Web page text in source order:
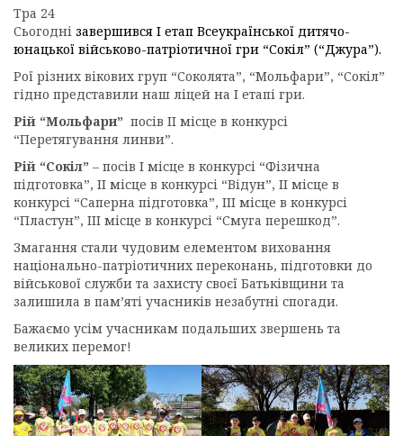
Тра 24
Сьогодні завершився І етап Всеукраїнської дитячо-
юнацької військово-патріотичної гри “Сокіл” (“Джура”).
Рої різних вікових груп “Соколята”, “Мольфари”, “Сокіл”
гідно представили наш ліцей на І етапі гри.
Рій “Мольфари” посів ІІ місце в конкурсі
“Перетягування линви”.
Рій “Сокіл” – посів І місце в конкурсі “Фізична
підготовка”, ІІ місце в конкурсі “Відун”, ІІ місце в
конкурсі “Саперна підготовка”, ІІІ місце в конкурсі
“Пластун”, ІІІ місце в конкурсі “Смуга перешкод”.
Змагання стали чудовим елементом виховання
національно-патріотичних переконань, підготовки до
військової служби та захисту своєї Батьківщини та
залишила в пам’яті учасників незабутні спогади.
Бажаємо усім учасникам подальших звершень та
великих перемог!